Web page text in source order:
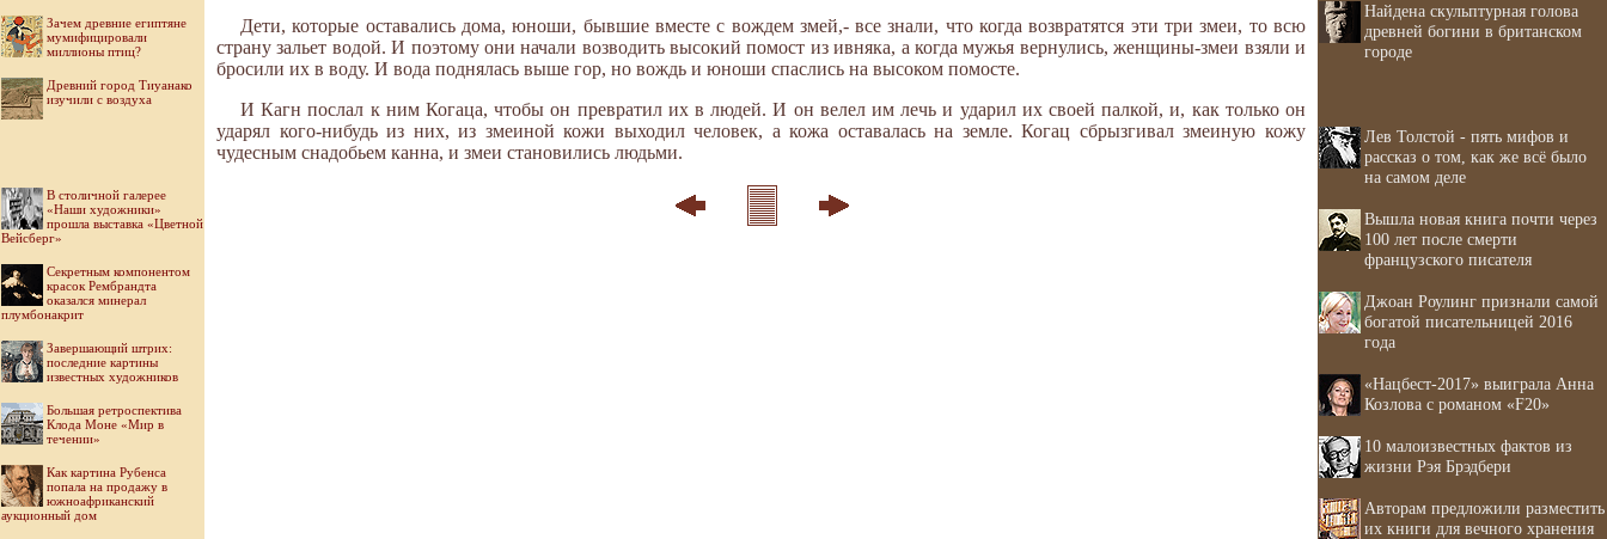
Зачем древние египтяне
мумифицировали
миллионы птиц?
Древний город Тиуанако
изучили с воздуха
В столичной галерее
«Наши художники»
прошла выставка «Цветной
Вейсберг»
Секретным компонентом
красок Рембрандта
оказался минерал
плумбонакрит
Завершающий штрих:
последние картины
известных художников
Большая ретроспектива
Клода Моне «Мир в
течении»
Как картина Рубенса
попала на продажу в
южноафриканский
аукционный дом
Дети, которые оставались дома, юноши, бывшие вместе с вождем змей,- все знали, что когда возвратятся эти три змеи, то всю
страну зальет водой. И поэтому они начали возводить высокий помост из ивняка, а когда мужья вернулись, женщины-змеи взяли и
бросили их в воду. И вода поднялась выше гор, но вождь и юноши спаслись на высоком помосте.
И Кагн послал к ним Когаца, чтобы он превратил их в людей. И он велел им лечь и ударил их своей палкой, и, как только он
ударял кого-нибудь из них, из змеиной кожи выходил человек, а кожа оставалась на земле. Когац сбрызгивал змеиную кожу
чудесным снадобьем канна, и змеи становились людьми.
Найдена скульптурная голова
древней богини в британском
городе
Лев Толстой - пять мифов и
рассказ о том, как же всё было
на самом деле
Вышла новая книга почти через
100 лет после смерти
французского писателя
Джоан Роулинг признали самой
богатой писательницей 2016
года
«Нацбест-2017» выиграла Анна
Козлова с романом «F20»
10 малоизвестных фактов из
жизни Рэя Брэдбери
Авторам предложили разместить
их книги для вечного хранения